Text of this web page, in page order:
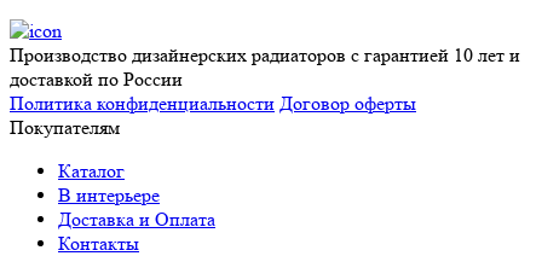
Производство дизайнерских радиаторов с гарантией 10 лет и
доставкой по России
Политика конфиденциальности Договор оферты
Покупателям
Каталог
В интерьере
Доставка и Оплата
Контакты